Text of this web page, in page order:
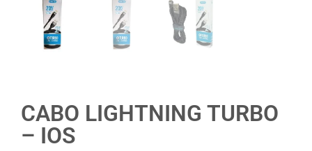
CABO LIGHTNING TURBO
– IOS